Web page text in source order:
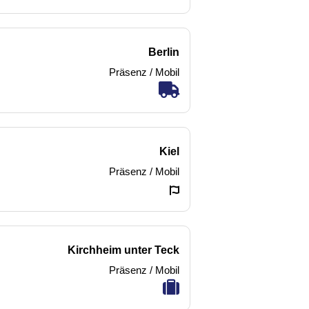
Berlin
Präsenz / Mobil
Kiel
Präsenz / Mobil
Kirchheim unter Teck
Präsenz / Mobil